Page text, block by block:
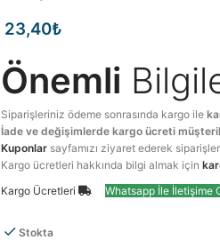
23,40₺
Önemli
Siparişleriniz ödeme sonrasında kargo ile
İade ve değişimlerde kargo ücreti
Kuponlar sayfamızı ziyaret ederek
Kargo ücretleri hakkında bilgi almak için
Kargo Ücretleri
Whatsapp İle İletişime
Stokta